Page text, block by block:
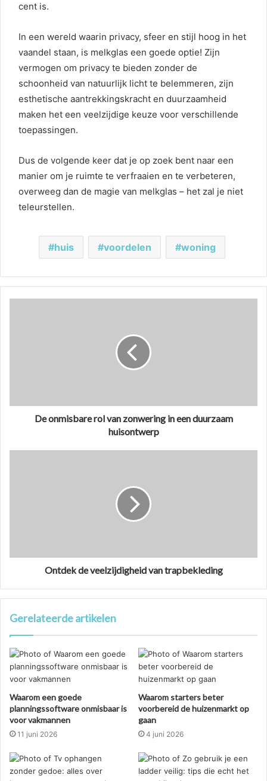
cent is.
In een wereld waarin privacy, sfeer en stijl hoog in het
vaandel staan, is melkglas een goede optie! Zijn
vermogen om privacy te bieden zonder de
schoonheid van natuurlijk licht te belemmeren, zijn
esthetische aantrekkingskracht en duurzaamheid
maken het een veelzijdige keuze voor verschillende
toepassingen.
Dus de volgende keer dat je op zoek bent naar een
manier om je ruimte te verfraaien en te verbeteren,
overweeg dan de magie van melkglas – het zal je niet
teleurstellen.
huis voordelen woning
De onmisbare rol van zonwering in een duurzaam
huisontwerp
Ontdek de veelzijdigheid van trapbekleding
Gerelateerde artikelen
Waarom een goede
planningssoftware onmisbaar is
voor vakmannen
11 juni 2026
Waarom starters beter
voorbereid de huizenmarkt op
gaan
4 juni 2026